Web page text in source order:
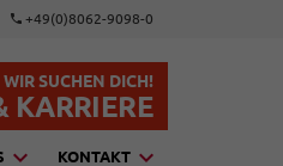
+49(0)8062-9098-0
WIR SUCHEN DICH!
KARRIERE
KONTAKT